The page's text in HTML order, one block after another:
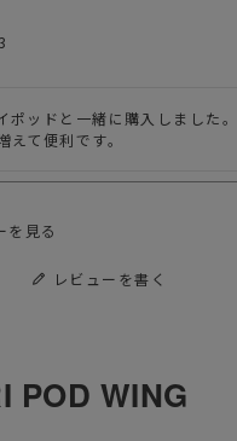
ポッドと一緒に購入しました。
て便利です。
を見る
レビューを書く
POD WING